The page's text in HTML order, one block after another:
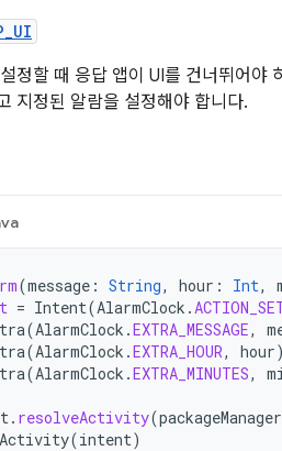
정할 때 응답 앱이 UI를 건너뛰어야
지정된 알람을 설정해야 합니다.
(message : String, hour : Int,
= Intent(AlarmClock .
(AlarmClock .EXTRA_MESSAGE,
(AlarmClock .EXTRA_HOUR, hour)
(AlarmClock .EXTRA_MINUTES,
. resolveActivity(packageManager
(intent)